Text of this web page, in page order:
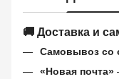
🚚 Доставка и
Самовывоз со
«Новая почта»